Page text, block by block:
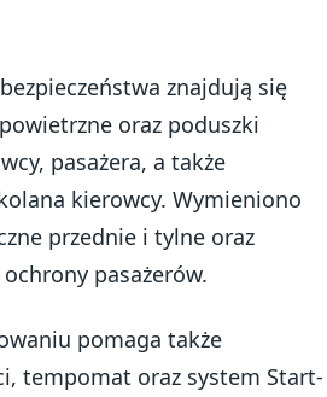
znajdują się
oraz poduszki
pasażera, a także
kierowcy. Wymieniono
przednie i tylne oraz
pasażerów.
pomaga także
tempomat oraz system Start-